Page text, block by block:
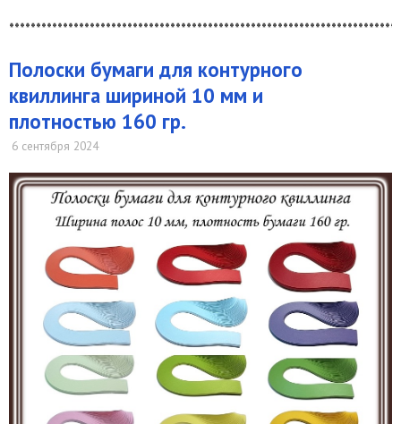
Полоски бумаги для контурного
квиллинга шириной 10 мм и
плотностью 160 гр.
6 сентября 2024